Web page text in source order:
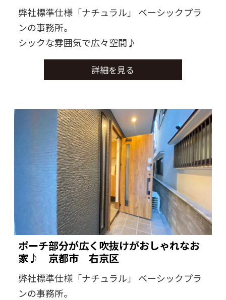
弊社標準仕様「ナチュラル」 ベーシックプラ
ンの事務所。
シックな雰囲気で広々空間♪
詳細を見る
ポーチ部分が広く吹抜けがおしゃれなお
家♪ 京都市 右京区
弊社標準仕様「ナチュラル」 ベーシックプラ
ンの事務所。